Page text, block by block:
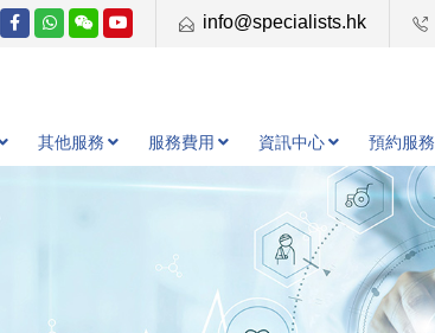
info@specialists.hk
其他服務 服務費用 資訊中心 預約服務